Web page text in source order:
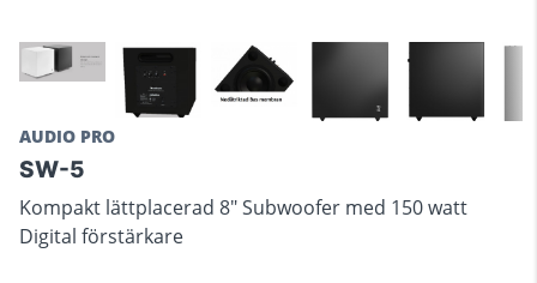
AUDIO PRO
SW-5
Kompakt lättplacerad 8" Subwoofer med 150 watt
Digital förstärkare